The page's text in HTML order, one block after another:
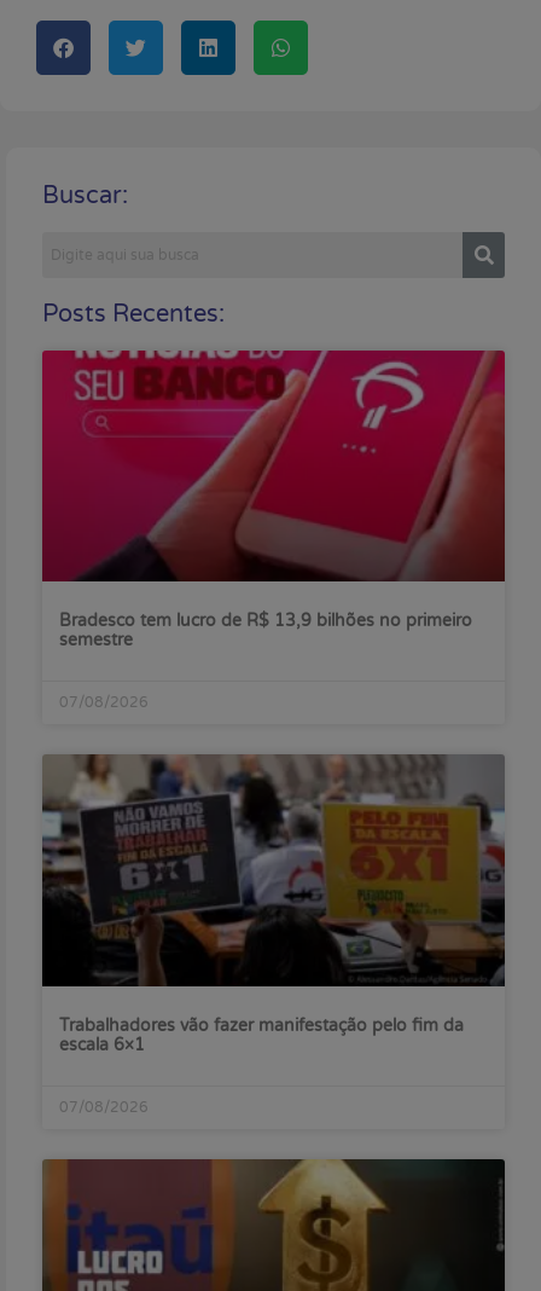
Buscar:
Posts Recentes:
Bradesco tem lucro de R$ 13,9 bilhões no primeiro
semestre
07/08/2026
Trabalhadores vão fazer manifestação pelo fim da
escala 6×1
07/08/2026